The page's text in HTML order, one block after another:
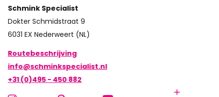
Schmink Specialist
Dokter Schmidstraat 9
6031 EX Nederweert (NL)
Routebeschrijving
info@schminkspecialist.nl
+31 (0)495 - 450 882